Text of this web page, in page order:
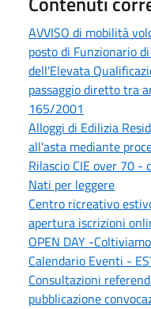
AVVISO di mobilità
posto di Funzionario
dell'Elevata
passaggio diretto tra
165/2001
Alloggi di Edilizia
all'asta mediante
Rilascio CIE over 70
Nati per leggere
Centro ricreativo
apertura iscrizioni
OPEN DAY -
Calendario Eventi -
Consultazioni
pubblicazione